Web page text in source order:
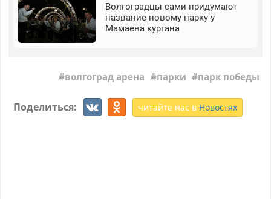
Волгоградцы сами придумают
название новому парку у
Мамаева кургана
волгоград арена парки парк победы
Поделиться: читайте нас в Новостях